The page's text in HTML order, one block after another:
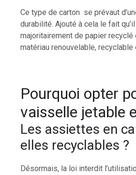
Ce type de carton se prévaut
durabilité. Ajouté à cela le fait
majoritairement de papier recyclé
matériau renouvelable,
Pourquoi opter
vaisselle jetable
Les assiettes en
elles recyclables ?
Désormais, la loi interdit